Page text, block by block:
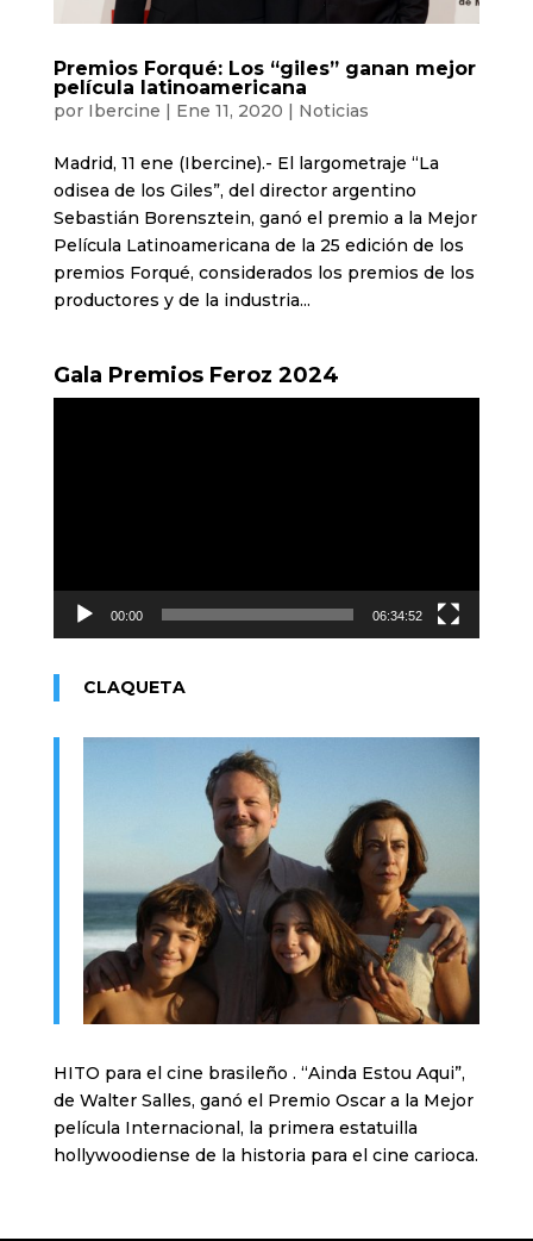
Premios Forqué: Los “giles” ganan mejor
película latinoamericana
por Ibercine | Ene 11, 2020 | Noticias
Madrid, 11 ene (Ibercine).- El largometraje “La
odisea de los Giles”, del director argentino
Sebastián Borensztein, ganó el premio a la Mejor
Película Latinoamericana de la 25 edición de los
premios Forqué, considerados los premios de los
productores y de la industria...
Gala Premios Feroz 2024
00:00 06:34:52
CLAQUETA
HITO para el cine brasileño . “Ainda Estou Aqui”,
de Walter Salles, ganó el Premio Oscar a la Mejor
película Internacional, la primera estatuilla
hollywoodiense de la historia para el cine carioca.